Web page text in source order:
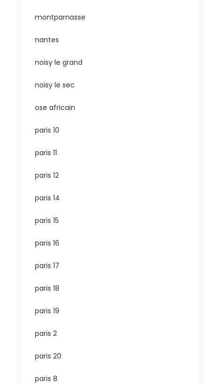
montparnasse
nantes
noisy le grand
noisy le sec
ose africain
paris 10
paris 11
paris 12
paris 14
paris 15
paris 16
paris 17
paris 18
paris 19
paris 2
paris 20
paris 8